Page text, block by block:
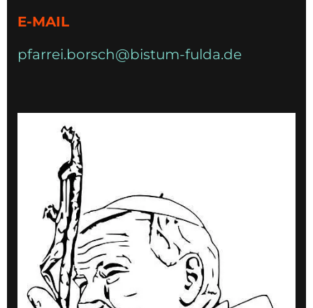
E-MAIL
pfarrei.borsch@bistum-fulda.de